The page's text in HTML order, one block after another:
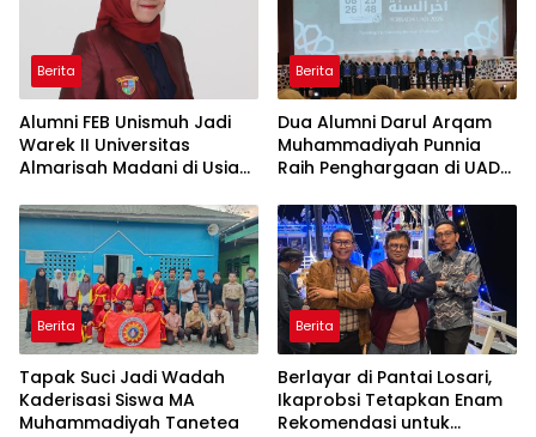
Berita
Alumni FEB Unismuh Jadi
Warek II Universitas
Almarisah Madani di Usia
Berita
Dua Alumni Darul Arqam
Muhammadiyah Punnia
Raih Penghargaan di UAD
Berita
Tapak Suci Jadi Wadah
Kaderisasi Siswa MA
Muhammadiyah Tanetea
Berita
Berlayar di Pantai Losari,
Ikaprobsi Tetapkan Enam
Rekomendasi untuk